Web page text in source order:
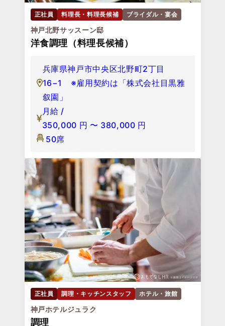
正社員 料理長・料理長候補 ブライダル・宴会
神戸北野サッスーン邸
洋食調理（料理長候補）
兵庫県神戸市中央区北野町2丁目
16−1 ※雇用契約は「株式会社目黒雅
叙園」
月給 /
350,000 円 〜 380,000 円
50席
正社員 調理・キッチンスタッフ ホテル・旅館
神戸ホテルジュラク
調理